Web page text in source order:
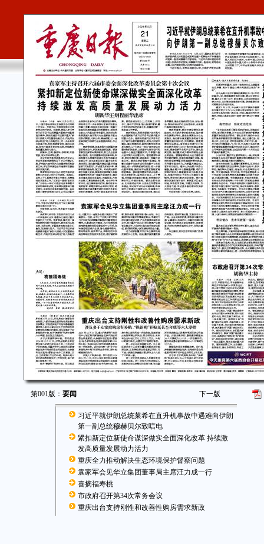
第001版： 要闻 下一版
习近平就伊朗总统莱希在直升机事故中遇难向伊朗
第一副总统穆赫贝尔致唁电
紧扣新定位新使命谋深做实全面深化改革 持续激
发高质量发展动力活力
重庆全力推动解决生态环境保护督察问题
袁家军会见华立集团董事局主席汪力成一行
喜摘福寿桃
市政府召开第34次常务会议
重庆出台支持刚性和改善性购房需求新政